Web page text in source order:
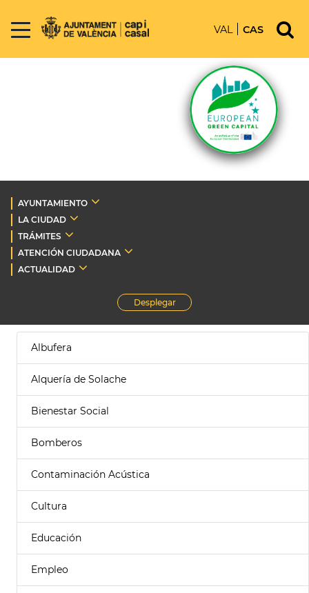
VAL CAS
AYUNTAMIENTO
LA CIUDAD
TRÁMITES
ATENCIÓN CIUDADANA
ACTUALIDAD
Desplegar
Albufera
Alquería de Solache
Bienestar Social
Bomberos
Contaminación Acústica
Cultura
Educación
Empleo